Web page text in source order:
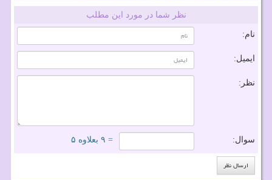
نظر شما در مورد این مطلب
نام:
ایمیل:
نظر:
سوال: = ۹ بعلاوه ۵